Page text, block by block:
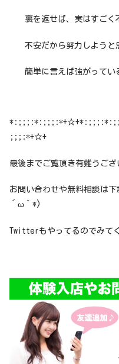
裏を返せば、実はすごく
不安だから努力しようと
簡単に言えば強がってい
;;;:*+☆+
最後までご覧頂き有難う
お問い合わせや無料相談は
´ω｀*)
Twitterもやってるのでみて